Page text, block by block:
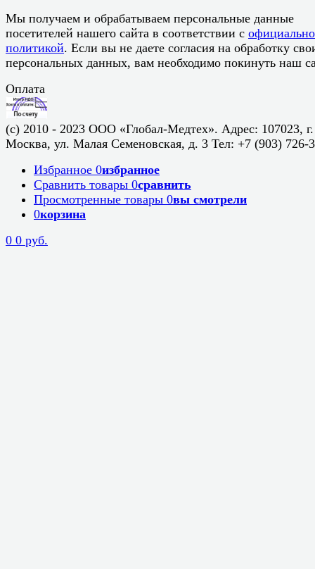
Мы получаем и обрабатываем персональные данные
посетителей нашего сайта в соответствии с
политикой. Если вы не даете согласия на обработку
персональных данных, вам необходимо покинуть наш
Оплата
(c) 2010 - 2023 ООО «Глобал-Медтех». Адрес: 107023, г.
Москва, ул. Малая Семеновская, д. 3 Тел: +7 (903) 726-
Избранное 0избранное
Сравнить товары 0сравнить
Просмотренные товары 0вы смотрели
0корзина
0 0 руб.